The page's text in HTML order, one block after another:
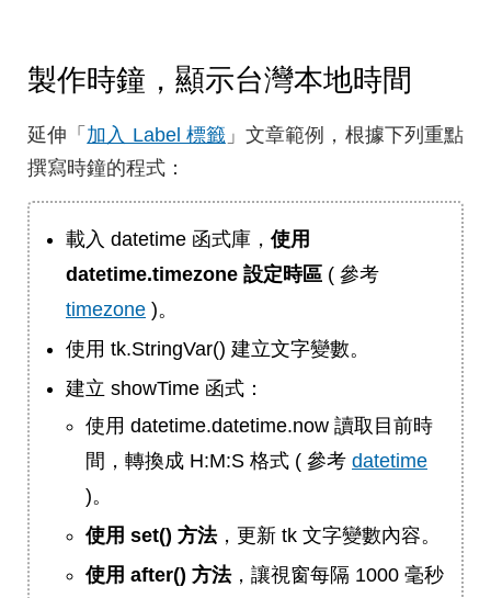
製作時鐘，顯示台灣本地時間
延伸「 加入 Label 標籤」文章範例，根據下列重點
撰寫時鐘的程式：
載入 datetime 函式庫， 使用
datetime.timezone 設定時區 ( 參考
timezone )。
使用 tk.StringVar() 建立文字變數。
建立 showTime 函式：
使用 datetime.datetime.now 讀取目前時
間，轉換成 H:M:S 格式 ( 參考 datetime
)。
使用 set() 方法，更新 tk 文字變數內容。
使用 after() 方法，讓視窗每隔 1000 毫秒